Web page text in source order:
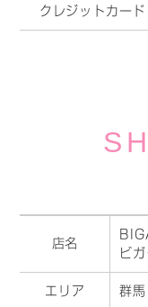
クレジットカード
店名
ビガ
エリア 群